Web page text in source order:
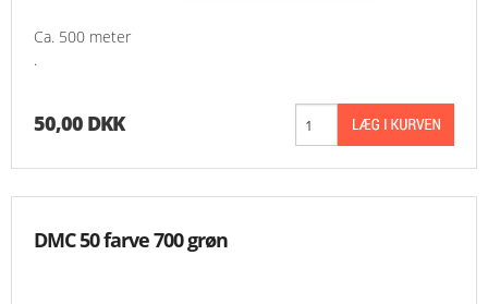
Ca. 500 meter
.
50,00 DKK
DMC 50 farve 700 grøn